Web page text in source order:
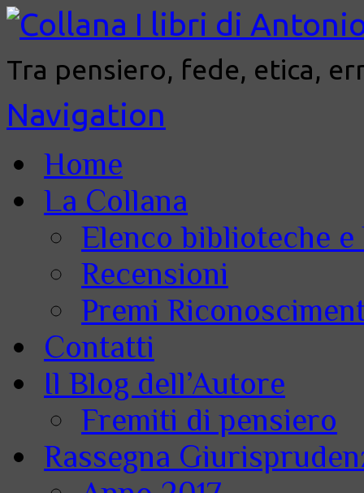
Tra pensiero, fede, etica,
Navigation
Home
La Collana
Elenco biblioteche
Recensioni
Premi
Contatti
Il Blog dell’Autore
Fremiti di pensiero
Rassegna